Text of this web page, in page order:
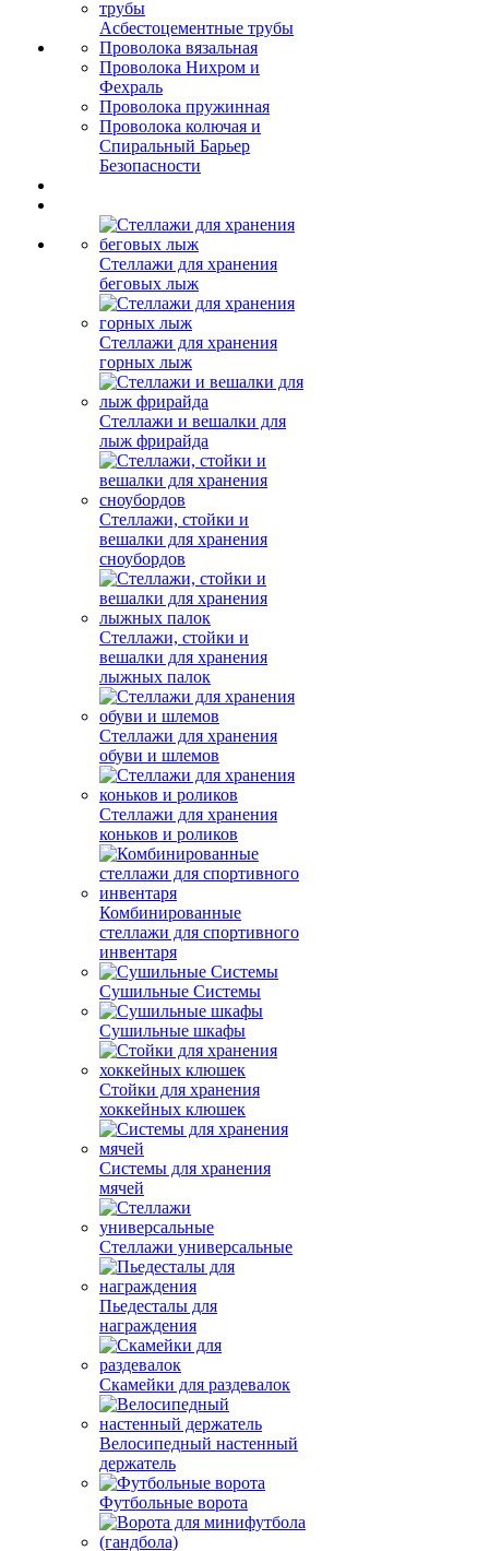
Асбестоцементные трубы
Проволока вязальная
Проволока Нихром и
Фехраль
Проволока пружинная
Проволока колючая и
Спиральный Барьер
Безопасности
Стеллажи для хранения
беговых лыж
Стеллажи для хранения
горных лыж
Стеллажи и вешалки для
лыж фрирайда
Стеллажи, стойки и
вешалки для хранения
сноубордов
Стеллажи, стойки и
вешалки для хранения
лыжных палок
Стеллажи для хранения
обуви и шлемов
Стеллажи для хранения
коньков и роликов
Комбинированные
стеллажи для спортивного
инвентаря
Сушильные Системы
Сушильные шкафы
Стойки для хранения
хоккейных клюшек
Системы для хранения
мячей
Стеллажи универсальные
Пьедесталы для
награждения
Скамейки для раздевалок
Велосипедный настенный
держатель
Футбольные ворота